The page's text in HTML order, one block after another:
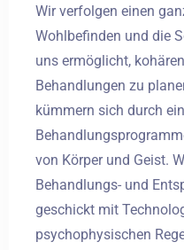
Wir verfolgen einen
Wohlbefinden und die
uns ermöglicht,
Behandlungen zu
kümmern sich durch
von Körper und Geist.
Behandlungs- und
geschickt mit
psychophysischen